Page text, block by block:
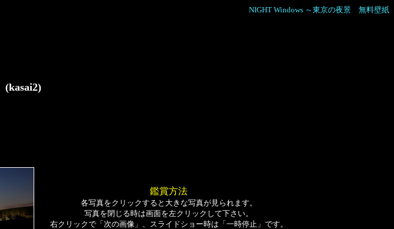
NIGHT Windows ～東京の夜景 無料壁紙
(kasai2)
鑑賞方法
各写真をクリックすると大きな写真が見られます。
写真を閉じる時は画面を左クリックして下さい。
右クリックで「次の画像」、スライドショー時は「一時停止」です。